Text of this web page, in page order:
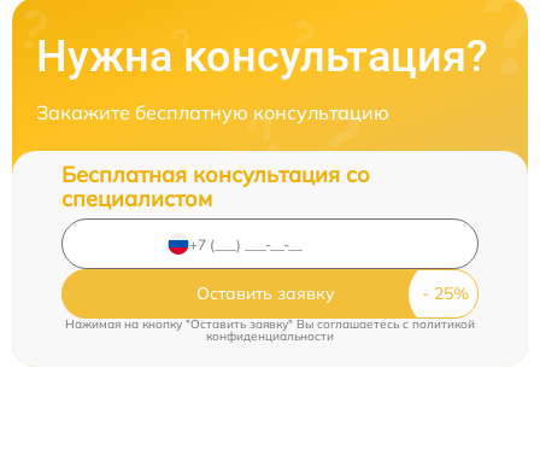
Нужна консультация?
Закажите бесплатную консультацию
Бесплатная консультация со
специалистом
Оставить заявку
Нажимая на кнопку "Оставить заявку" Вы соглашаетесь c политикой
конфиденциальности